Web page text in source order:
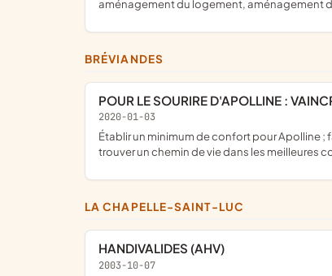
aménagement du logement, aménagement
BRÉVIANDES
POUR LE SOURIRE D'APOLLINE :
2020-01-03
établir un minimum de confort pour Apolline ; faire en sorte de compenser au maximum par rapport à un enfant et se battre pour ; vaincre les obstacles actuels et futurs pour lui
trouver un chemin de vie dans les meilleures
LA CHAPELLE-SAINT-LUC
HANDIVALIDES (AHV)
2003-10-07